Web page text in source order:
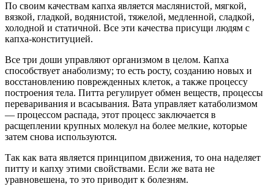
По своим качествам капха является маслянистой, мягкой,
вязкой, гладкой, водянистой, тяжелой, медленной, сладкой,
холодной и статичной. Все эти качества присущи людям с
капха-конституцией.
Все три доши управляют организмом в целом. Капха
способствует анаболизму; то есть росту, созданию новых и
восстановлению поврежденных клеток, а также процессу
построения тела. Питта регулирует обмен веществ, процессы
переваривания и всасывания. Вата управляет катаболизмом
— процессом распада, этот процесс заключается в
расщеплении крупных молекул на более мелкие, которые
затем снова используются.
Так как вата является принципом движения, то она наделяет
питту и капху этими свойствами. Если же вата не
уравновешена, то это приводит к болезням.